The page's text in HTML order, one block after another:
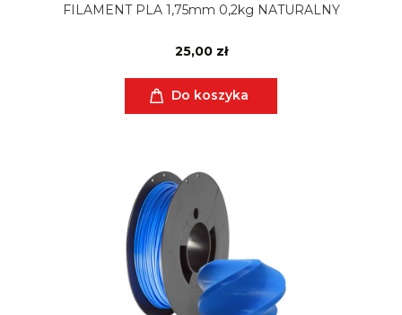
FILAMENT PLA 1,75mm 0,2kg NATURALNY
25,00 zł
Do koszyka